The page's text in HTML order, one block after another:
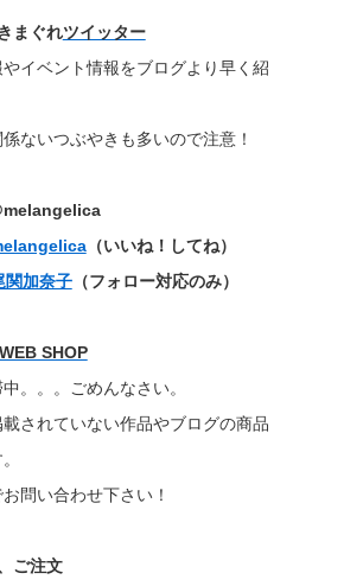
まぐれツイッター
イベント情報をブログより早く紹
ないつぶやきも多いので注意！
（いいね！してね）
関加奈子（フォロー対応のみ）
WEB SHOP
。。。ごめんなさい。
されていない作品やブログの商品
問い合わせ下さい！
ご注文